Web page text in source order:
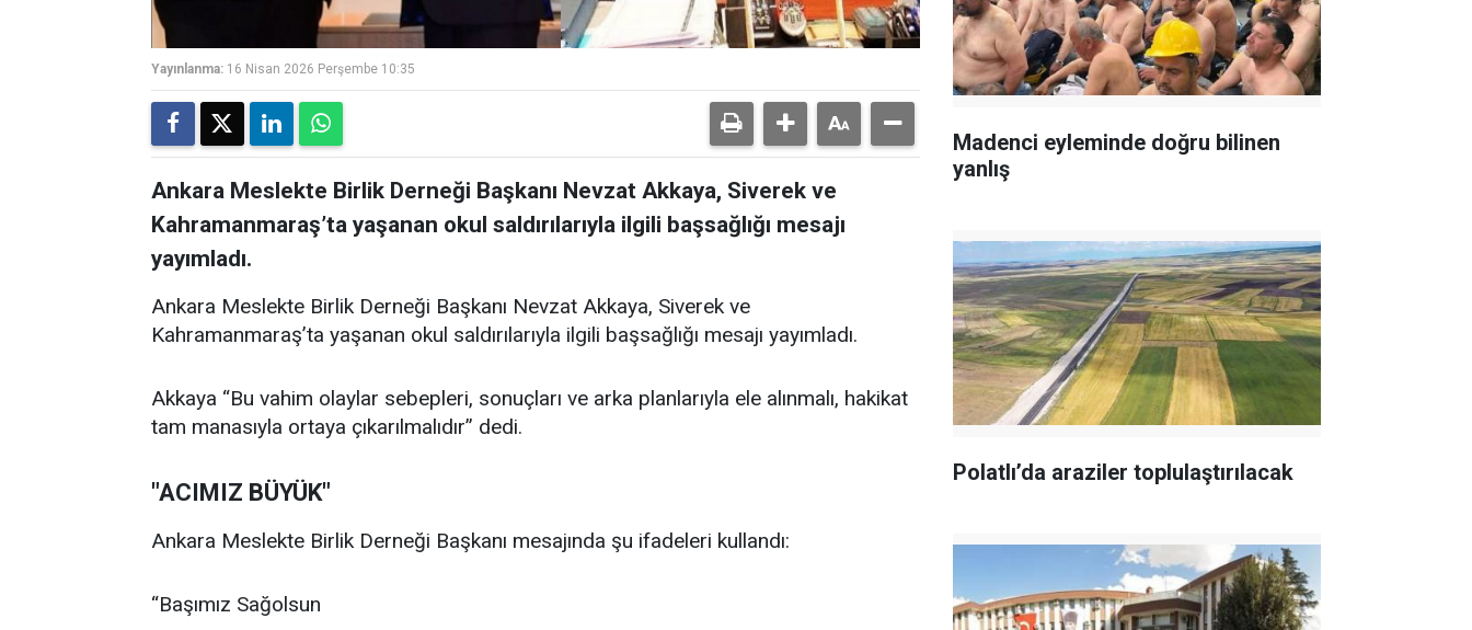
Yayınlanma: 16 Nisan 2026 Perşembe 10:35
Ankara Meslekte Birlik Derneği Başkanı Nevzat Akkaya, Siverek ve
Kahramanmaraş’ta yaşanan okul saldırılarıyla ilgili başsağlığı mesajı
yayımladı.
Ankara Meslekte Birlik Derneği Başkanı Nevzat Akkaya, Siverek ve
Kahramanmaraş’ta yaşanan okul saldırılarıyla ilgili başsağlığı mesajı yayımladı.
Akkaya “Bu vahim olaylar sebepleri, sonuçları ve arka planlarıyla ele alınmalı, hakikat
tam manasıyla ortaya çıkarılmalıdır” dedi.
"ACIMIZ BÜYÜK"
Ankara Meslekte Birlik Derneği Başkanı mesajında şu ifadeleri kullandı:
“Başımız Sağolsun
Madenci eyleminde doğru bilinen
yanlış
Polatlı’da araziler toplulaştırılacak